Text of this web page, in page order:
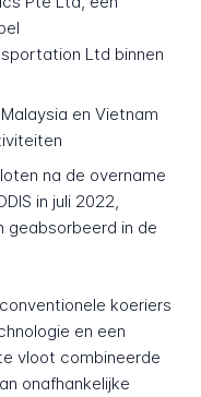
Ltd binnen
en Vietnam
na de overname
in juli 2022,
in de
koeriers
en een
vloot combineerde
onafhankelijke